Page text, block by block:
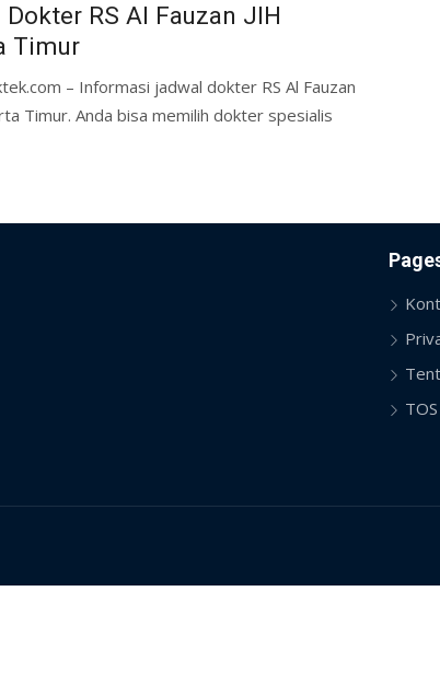
RS Al Fauzan JIH
Timur
– Informasi jadwal dokter RS Al Fauzan
Timur. Anda bisa memilih dokter spesialis
TOS